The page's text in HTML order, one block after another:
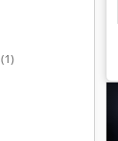
(1)